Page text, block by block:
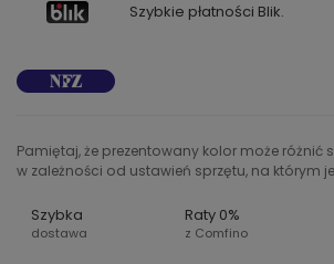
Szybkie płatności Blik.
Pamiętaj, że prezentowany kolor może różnić
w zależności od ustawień sprzętu, na którym
Szybka
dostawa
Raty 0%
z Comfino